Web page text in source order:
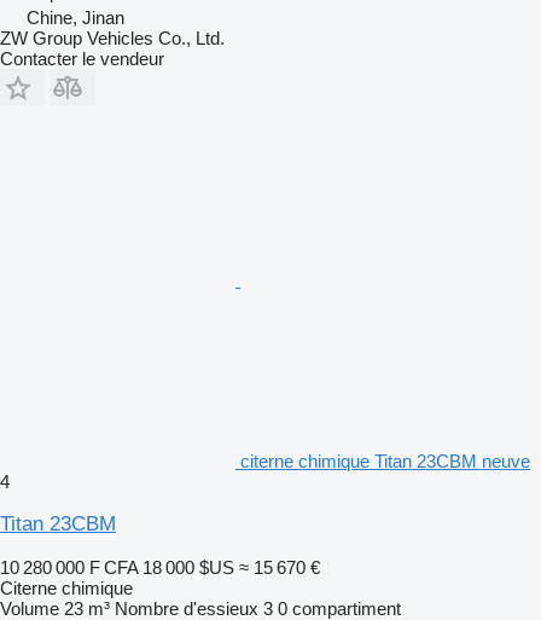
Chine, Jinan
ZW Group Vehicles Co., Ltd.
Contacter le vendeur
citerne chimique Titan 23CBM neuve
4
Titan 23CBM
10 280 000 F CFA 18 000 $US ≈ 15 670 €
Citerne chimique
Volume 23 m³ Nombre d'essieux 3 0 compartiment